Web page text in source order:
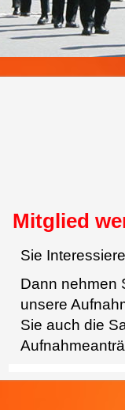
Mitglied
Sie
Dann nehmen
unsere
Sie auch die